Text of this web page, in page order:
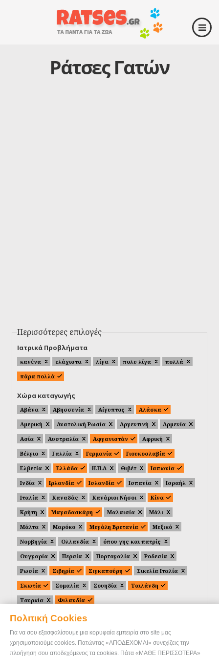
Πολιτική Cookies
Για να σου εξασφαλίσουμε μια κορυφαία εμπειρία στο site μας
χρησιμοποιούμε cookies. Πατώντας «ΑΠΟΔΕΧΟΜΑΙ» συνεχίζεις την
πλοήγηση σου αποδεχόμενος τα cookies. Πάτα «ΜΑΘΕ ΠΕΡΙΣΣΟΤΕΡΑ»
Ράτσες Γατών
Περισσότερες επιλογές
Ιατρικά Προβλήματα
κανένα ελάχιστα λίγα πολυ λίγα
πολλά
πάρα πολλά
Χώρα καταγωγής
Αβάνα Αβησσυνία Αίγυπτος
Αλάσκα
Αμερική
Ανατολική Ρωσία Αργεντινή
Αρμενία
Ασία
Αυστραλία Αφγανιστάν
Αφρική
Βέλγιο
Γαλλία Γερμανία
Γιουκοσλαβία
Ελβετία
Ελλάδα Η.Π.Α Θιβέτ
Ιαπωνία
Ινδία
Ιρλανδία Ισλανδία Ισπανία
Ισραήλ
Ιταλία
Καναδάς Κανάριοι Νήσοι
Κίνα
Κρήτη
Μαγαδασκάρη Μαλαισία
Μάλι
Μάλτα
Μαρόκο Μεγάλη Βρετανία
Μεξικό
Νορβηγία
Ολλανδία
όπου γης και πατρίς
Ουγγαρία
Περσία Πορτογαλία
Ροδεσία
Ρωσία
Σιβηρία Σιγκαπούρη
Σικελία Ιταλία
Σκωτία
Σομαλία Σουηδία
Ταιλάνδη
Τουρκία
Φιλανδία